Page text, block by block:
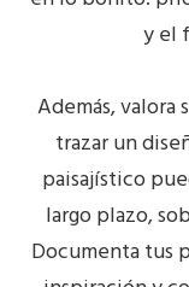
y el
Además, valora
trazar un
paisajístico
largo plazo,
Documenta tus